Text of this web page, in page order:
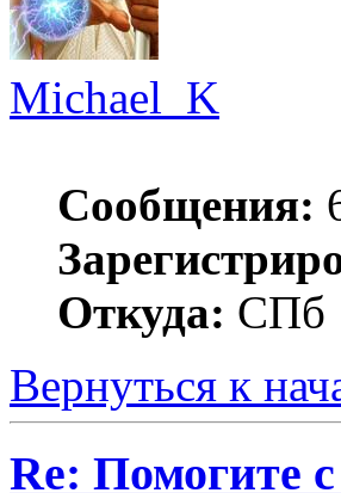
Michael_K
Сообщения:
Откуда: СПб
Вернуться к
Re: Помогите